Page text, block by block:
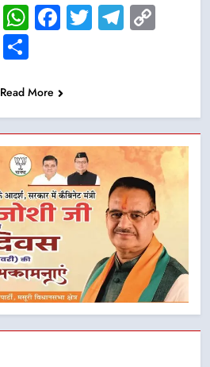
WhatsApp
Facebook
Twitter
Share
Read More